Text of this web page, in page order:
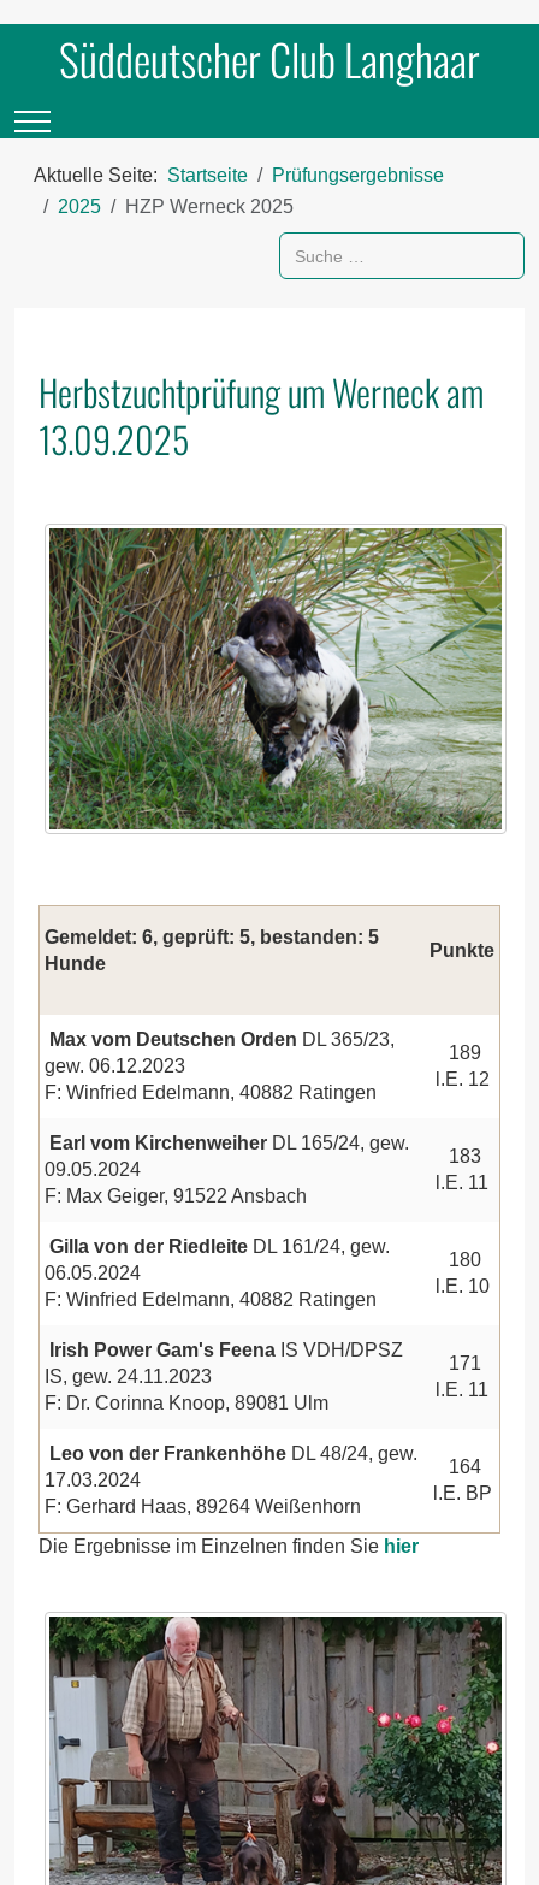
Süddeutscher Club Langhaar
Mobile Menu Toggle
Aktuelle Seite: Startseite
Prüfungsergebnisse
2025
HZP Werneck 2025
Suchen
Herbstzuchtprüfung um Werneck am
13.09.2025
Gemeldet: 6, geprüft: 5, bestanden: 5
Hunde
Punkte
Max vom Deutschen Orden DL 365/23,
gew. 06.12.2023
F: Winfried Edelmann, 40882 Ratingen
189
l.E. 12
Earl vom Kirchenweiher DL 165/24, gew.
09.05.2024
F: Max Geiger, 91522 Ansbach
183
l.E. 11
Gilla von der Riedleite DL 161/24, gew.
06.05.2024
F: Winfried Edelmann, 40882 Ratingen
180
l.E. 10
Irish Power Gam's Feena IS VDH/DPSZ
IS, gew. 24.11.2023
F: Dr. Corinna Knoop, 89081 Ulm
171
l.E. 11
Leo von der Frankenhöhe DL 48/24, gew.
17.03.2024
F: Gerhard Haas, 89264 Weißenhorn
164
l.E. BP
Die Ergebnisse im Einzelnen finden Sie hier